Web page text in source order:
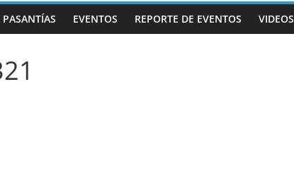
PASANTÍAS EVENTOS REPORTE DE EVENTOS VIDEOS